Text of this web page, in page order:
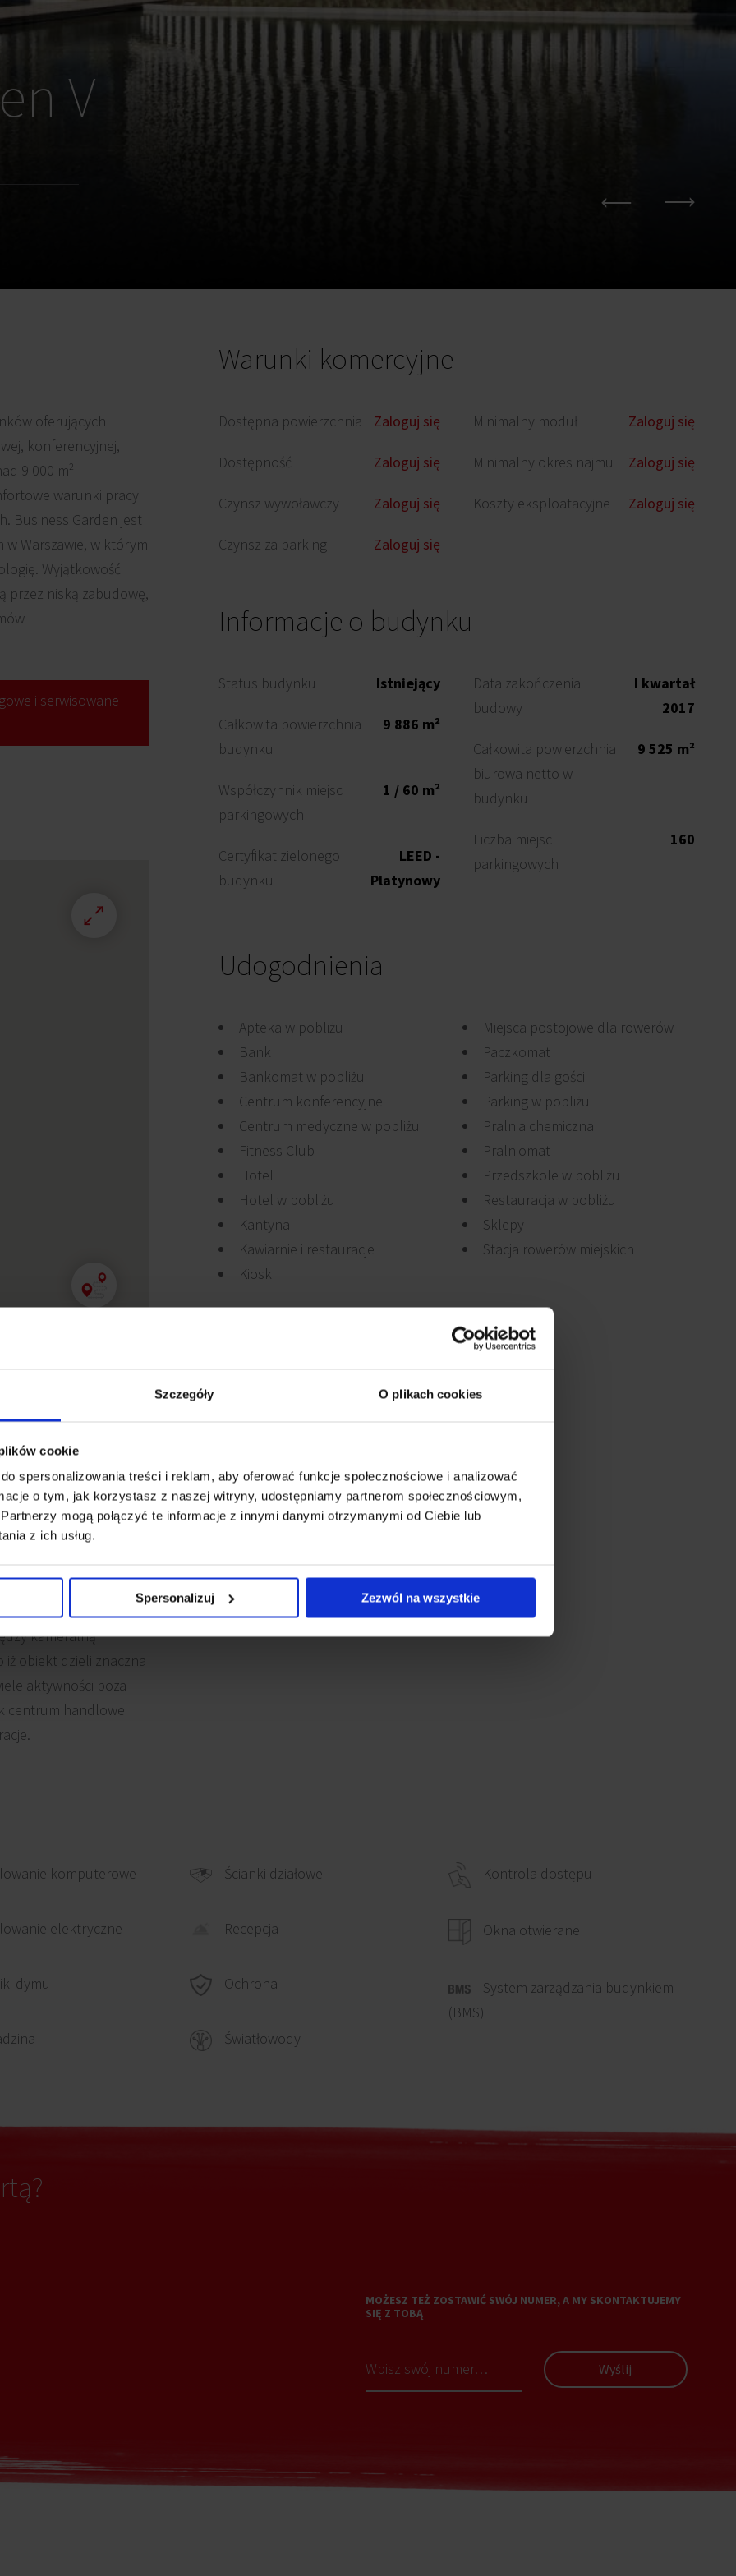
Szczegóły O plikach cookies
cookie
spersonalizowania treści i reklam, aby oferować funkcje społecznościowe i analizować
o tym, jak korzystasz z naszej witryny, udostępniamy partnerom społecznościowym,
mogą połączyć te informacje z innymi danymi otrzymanymi od Ciebie lub
z ich usług.
Spersonalizuj Zezwól na wszystkie
V
oferujących
konferencyjnej,
9 000 m²
warunki pracy
Business Garden jest
Warszawie, w którym
Wyjątkowość
przez niską zabudowę,
i serwisowane
dla osób, które
znajduje się
Szybkiej Kolei
Trasa do
na lotnisko
Nieopodal obiektu
którym sprawnie
Ponadto w pobliżu
– NS,
kameralną
obiekt dzieli znaczna
aktywności poza
centrum handlowe
Warunki komercyjne
Dostępna powierzchnia Zaloguj się
Dostępność Zaloguj się
Czynsz wywoławczy Zaloguj się
Czynsz za parking Zaloguj się
Minimalny moduł Zaloguj się
Minimalny okres najmu Zaloguj się
Koszty eksploatacyjne Zaloguj się
Informacje o budynku
Status budynku Istniejący
Całkowita powierzchnia
budynku
9 886 m²
Współczynnik miejsc
parkingowych
1 / 60 m²
Certyfikat zielonego
budynku
LEED -
Platynowy
Data zakończenia
budowy
I kwartał
2017
Całkowita powierzchnia
biurowa netto w
budynku
9 525 m²
Liczba miejsc
parkingowych
160
Udogodnienia
Apteka w pobliżu
Bank
Bankomat w pobliżu
Centrum konferencyjne
Centrum medyczne w pobliżu
Fitness Club
Hotel
Hotel w pobliżu
Kantyna
Kawiarnie i restauracje
Kiosk
Miejsca postojowe dla rowerów
Paczkomat
Parking dla gości
Parking w pobliżu
Pralnia chemiczna
Pralniomat
Przedszkole w pobliżu
Restauracja w pobliżu
Sklepy
Stacja rowerów miejskich
komputerowe
elektryczne
dymu
Ścianki działowe
Recepcja
Ochrona
Światłowody
Kontrola dostępu
Okna otwierane
System zarządzania budynkiem
(BMS)
MOŻESZ TEŻ ZOSTAWIĆ SWÓJ NUMER, A MY SKONTAKTUJEMY
SIĘ Z TOBĄ
Wyślij